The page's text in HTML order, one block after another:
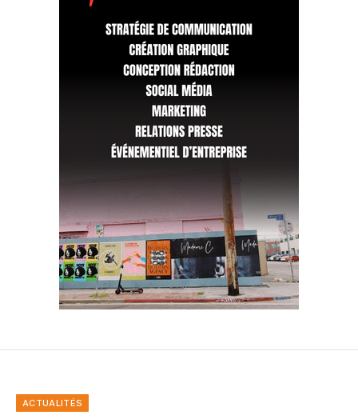
ACTUALITÉS